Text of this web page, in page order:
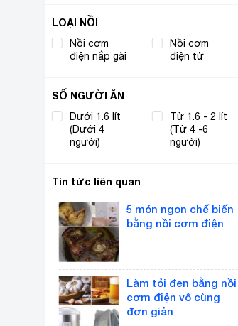
LOẠI NỒI
Nồi cơm
điện nắp gài
Nồi cơm
điện tử
SỐ NGƯỜI ĂN
Dưới 1.6 lít
(Dưới 4
người)
Từ 1.6 - 2 lít
(Từ 4 -6
người)
Tin tức liên quan
5 món ngon chế biến
bằng nồi cơm điện
Làm tỏi đen bằng nồi
cơm điện vô cùng
đơn giản